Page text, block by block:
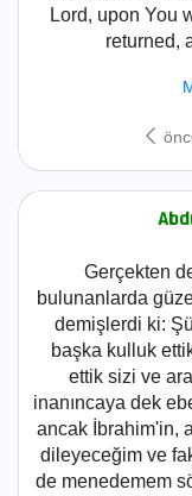
Lord, upon You
returned,
Gerçekten
bulunanlarda
demişlerdi ki:
başka kulluk
ettik sizi ve
inanıncaya dek
ancak İbrahim'in,
dileyeceğim ve
de menedemem